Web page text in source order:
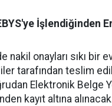
İşlendiğinden
nakil onayları sıkı bir
tarafından teslim
Elektronik Belge
kayıt altına